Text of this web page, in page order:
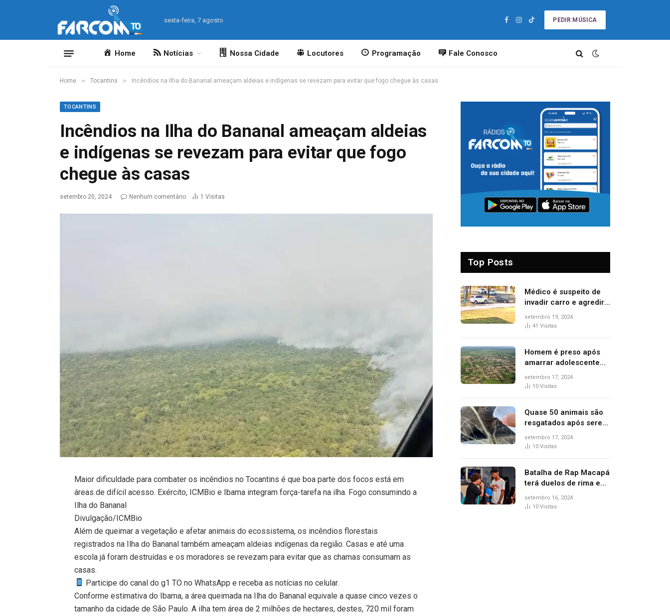
sexta-feira, 7 agosto
Facebook
Instagram
TikTok
PEDIR MÚSICA
Home Notícias Nossa Cidade Locutores Programação Fale Conosco
Home » Tocantins » Incêndios na Ilha do Bananal ameaçam aldeias e indígenas se revezam para evitar que fogo chegue às casas
TOCANTINS
Incêndios na Ilha do Bananal ameaçam aldeias
e indígenas se revezam para evitar que fogo
chegue às casas
setembro 20, 2024 Nenhum comentário 1 Visitas
Maior dificuldade para combater os incêndios no Tocantins é que boa parte dos focos está em
áreas de difícil acesso. Exército, ICMBio e Ibama integram força-tarefa na ilha. Fogo consumindo a
Ilha do Bananal
Divulgação/ICMBio
Além de queimar a vegetação e afetar animais do ecossistema, os incêndios florestais
registrados na Ilha do Bananal também ameaçam aldeias indígenas da região. Casas e até uma
escola já foram destruídas e os moradores se revezam para evitar que as chamas consumam as
casas.
Participe do canal do g1 TO no WhatsApp e receba as notícias no celular.
Conforme estimativa do Ibama, a área queimada na Ilha do Bananal equivale a quase cinco vezes o
tamanho da cidade de São Paulo. A ilha tem área de 2 milhões de hectares, destes, 720 mil foram
Top Posts
Médico é suspeito de
invadir carro e agredir
delegado aposentado
durante confusão no
setembro 19, 2024
41 Visitas
Homem é preso após
amarrar adolescente
suspeito de furto em
estaca de cerca e
setembro 17, 2024
10 Visitas
Quase 50 animais são
resgatados após serem
vítimas de incêndios
florestais no Tocantins
setembro 17, 2024
10 Visitas
Batalha de Rap Macapá
terá duelos de rima e
venda de comidas
típicas no Mercado
setembro 16, 2024
10 Visitas